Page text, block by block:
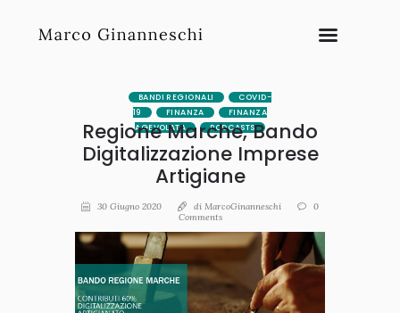
BANDI REGIONALI
COVID-
19
FINANZA
FINANZA
AGEVOLATA
PODCASTS
Regione Marche, Bando
Digitalizzazione Imprese
Artigiane
30 Giugno 2020 di MarcoGinanneschi
0
Comments